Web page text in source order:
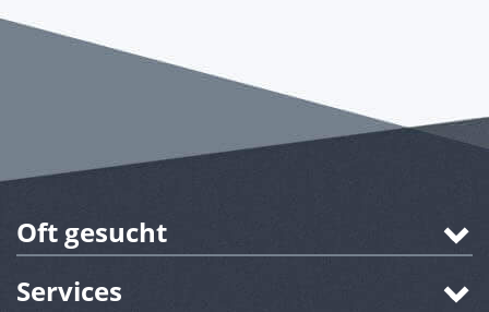
Oft gesucht
Services